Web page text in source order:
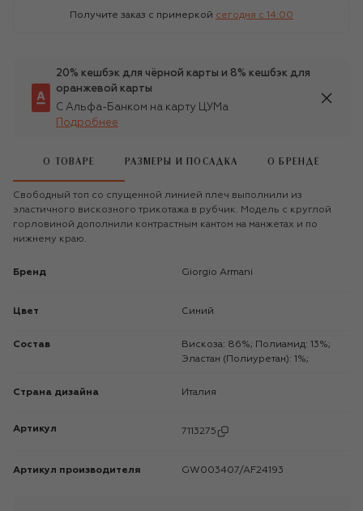
Получите заказ с примеркой сегодня c 14:00
20% кешбэк для чёрной карты и 8% кешбэк для
оранжевой карты
С Альфа-Банком на карту ЦУМа
Подробнее
О ТОВАРЕ РАЗМЕРЫ И ПОСАДКА О БРЕНДЕ
Свободный топ со спущенной линией плеч выполнили из
эластичного вискозного трикотажа в рубчик. Модель с круглой
горловиной дополнили контрастным кантом на манжетах и по
нижнему краю.
Бренд Giorgio Armani
Цвет Синий
Состав
Вискоза: 86%; Полиамид: 13%;
Эластан (Полиуретан): 1%;
Страна дизайна Италия
Артикул 7113275
Артикул производителя GW003407/AF24193